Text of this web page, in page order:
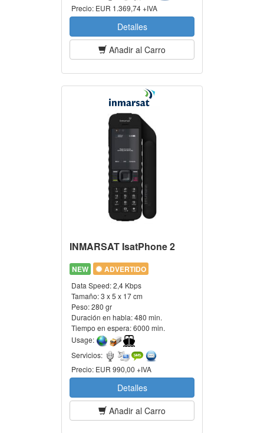
Precio: EUR 1.369,74 +IVA
Detalles
Añadir al Carro
INMARSAT IsatPhone 2
NEW ADVERTIDO
Data Speed:2,4 Kbps
Tamaño:3 x 5 x 17 cm
Peso:280 gr
Duración en habla:480 min.
Tiempo en espera:6000 min.
Usage:
Servicios:
Precio: EUR 990,00 +IVA
Detalles
Añadir al Carro